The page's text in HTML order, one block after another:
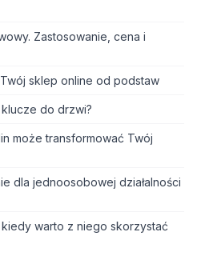
Zastosowanie, cena i
sklep online od podstaw
do drzwi?
może transformować Twój
dla jednoosobowej działalności
warto z niego skorzystać